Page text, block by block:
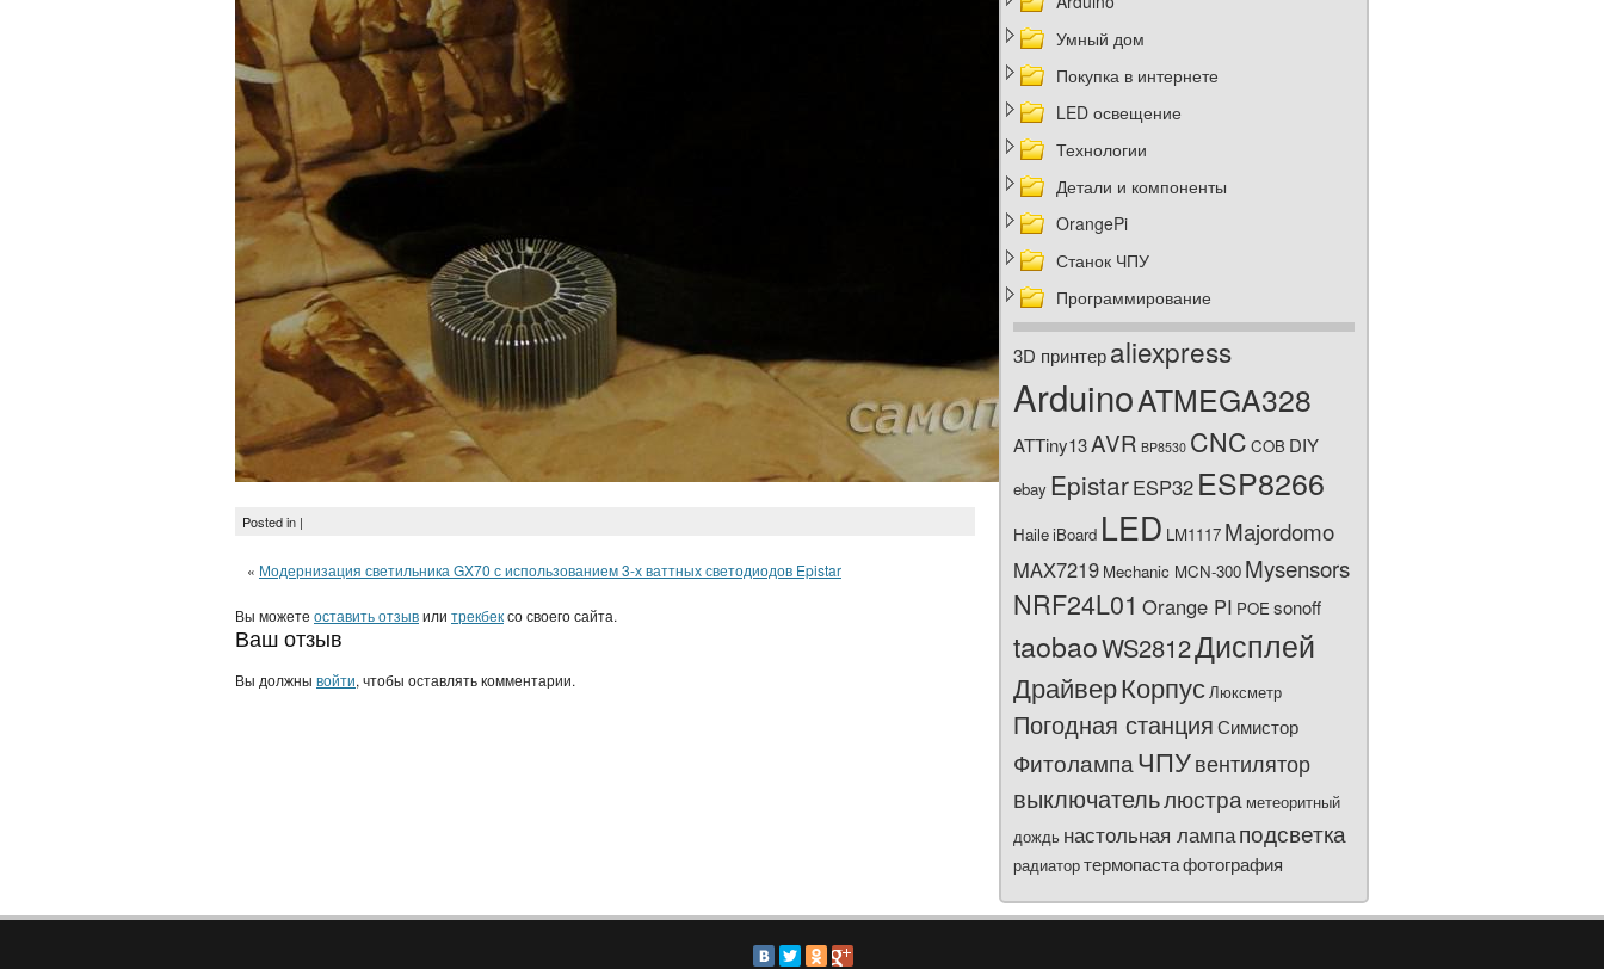
Posted in |
« Модернизация светильника GX70 с использованием 3-х ваттных светодиодов Epistar
Вы можете оставить отзывили трекбексо своего сайта.
Ваш отзыв
Вы должны войти, чтобы оставлять комментарии.
Умный дом
Покупка в интернете
LED освещение
Технологии
Детали и компоненты
OrangePi
Станок ЧПУ
Программирование
3D принтерaliexpress
ArduinoATMEGA328
ATTiny13AVR BP8530 CNC COB DIY
ebay EpistarESP32 ESP8266
HaileiBoard LED LM1117 Majordomo
MAX7219 Mechanic MCN-300 Mysensors
NRF24L01 Orange PI POEsonoff
taobaoWS2812Дисплей
ДрайверКорпусЛюксметр
Погодная станцияСимистор
ФитолампаЧПУвентилятор
выключательлюстра метеоритный
дождь настольная лампаподсветка
радиатортермопастафотография